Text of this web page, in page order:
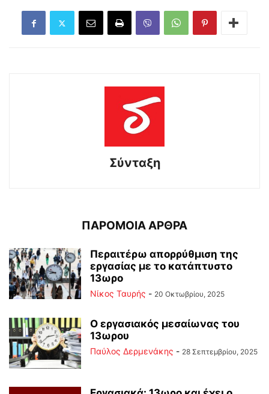
Σύνταξη
ΠΑΡΟΜΟΙΑ ΑΡΘΡΑ
Περαιτέρω απορρύθμιση της
εργασίας με το κατάπτυστο
13ωρο
Νίκος Ταυρής - 20 Οκτωβρίου, 2025
Ο εργασιακός μεσαίωνας του
13ωρου
Παύλος Δερμενάκης - 28 Σεπτεμβρίου, 2025